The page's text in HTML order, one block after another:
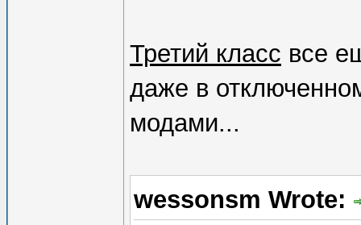
Третий класс все
даже в
модами...
wessonsm Wrote: